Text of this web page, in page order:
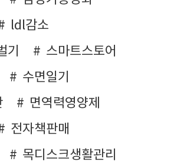
ldl감소
기
스마트스토어
수면일기
면역력영양제
전자책판매
목디스크생활관리